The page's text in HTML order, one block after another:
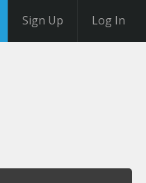
Sign Up Log In